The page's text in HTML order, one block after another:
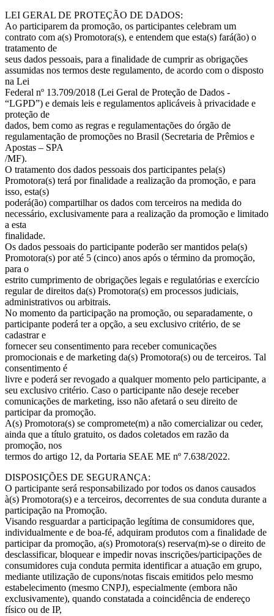
LEI GERAL DE PROTEÇÃO DE DADOS:
Ao participarem da promoção, os participantes celebram um
contrato com a(s) Promotora(s), e entendem que esta(s) fará(ão) o
tratamento de
seus dados pessoais, para a finalidade de cumprir as obrigações
assumidas nos termos deste regulamento, de acordo com o disposto
na Lei
Federal nº 13.709/2018 (Lei Geral de Proteção de Dados -
“LGPD”) e demais leis e regulamentos aplicáveis à privacidade e
proteção de
dados, bem como as regras e regulamentações do órgão de
regulamentação de promoções no Brasil (Secretaria de Prêmios e
Apostas – SPA
/MF).
O tratamento dos dados pessoais dos participantes pela(s)
Promotora(s) terá por finalidade a realização da promoção, e para
isso, esta(s)
poderá(ão) compartilhar os dados com terceiros na medida do
necessário, exclusivamente para a realização da promoção e limitado
a esta
finalidade.
Os dados pessoais do participante poderão ser mantidos pela(s)
Promotora(s) por até 5 (cinco) anos após o término da promoção,
para o
estrito cumprimento de obrigações legais e regulatórias e exercício
regular de direitos da(s) Promotora(s) em processos judiciais,
administrativos ou arbitrais.
No momento da participação na promoção, ou separadamente, o
participante poderá ter a opção, a seu exclusivo critério, de se
cadastrar e
fornecer seu consentimento para receber comunicações
promocionais e de marketing da(s) Promotora(s) ou de terceiros. Tal
consentimento é
livre e poderá ser revogado a qualquer momento pelo participante, a
seu exclusivo critério. Caso o participante não deseje receber
comunicações de marketing, isso não afetará o seu direito de
participar da promoção.
A(s) Promotora(s) se compromete(m) a não comercializar ou ceder,
ainda que a título gratuito, os dados coletados em razão da
promoção, nos
termos do artigo 12, da Portaria SEAE ME nº 7.638/2022.
DISPOSIÇÕES DE SEGURANÇA:
O participante será responsabilizado por todos os danos causados
à(s) Promotora(s) e a terceiros, decorrentes de sua conduta durante a
participação na Promoção.
Visando resguardar a participação legítima de consumidores que,
individualmente e de boa-fé, adquiram produtos com a finalidade de
participar da promoção, a(s) Promotora(s) reserva(m)-se o direito de
desclassificar, bloquear e impedir novas inscrições/participações de
consumidores cuja conduta permita identificar a atuação em grupo,
mediante utilização de cupons/notas fiscais emitidos pelo mesmo
estabelecimento (mesmo CNPJ), especialmente (embora não
exclusivamente), quando constatada a coincidência de endereço
físico ou de IP,